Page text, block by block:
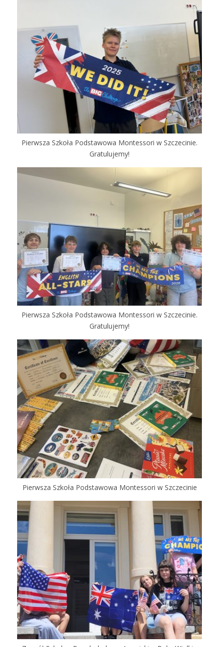
Pierwsza Szkoła Podstawowa Montessori w Szczecinie.
Gratulujemy!
Pierwsza Szkoła Podstawowa Montessori w Szczecinie.
Gratulujemy!
Pierwsza Szkoła Podstawowa Montessori w Szczecinie